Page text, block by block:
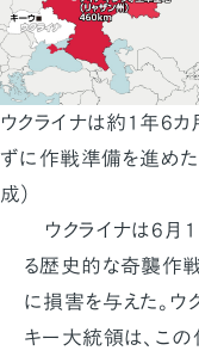
ウクライナは約1年6カ
ずに作戦準備を進め
成）
ウクライナは6月1
る歴史的な奇襲作
に損害を与えた。ウ
キー大統領は、こ